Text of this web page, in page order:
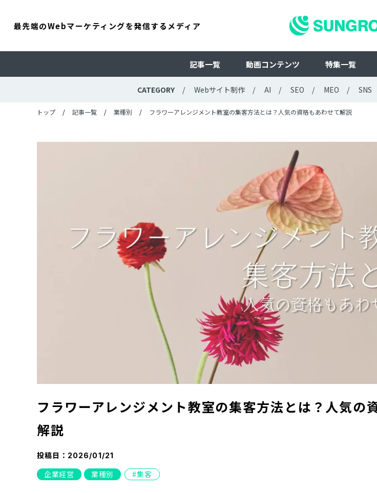
最先端のWebマーケティングを発信するメディア
記事一覧 動画コンテンツ 特集一覧
CATEGORY Webサイト制作 AI SEO MEO SNS
トップ 記事一覧 業種別 フラワーアレンジメント教室の集客方法とは？人気の資格もあわせて解説
フラワーアレンジメント教室の集客方法とは？人気の
解説
投稿日： 2026/01/21
企業経営 業種別 集客